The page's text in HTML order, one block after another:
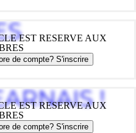
EST RESERVE AUX
de compte? S'inscrire
EST RESERVE AUX
de compte? S'inscrire
!